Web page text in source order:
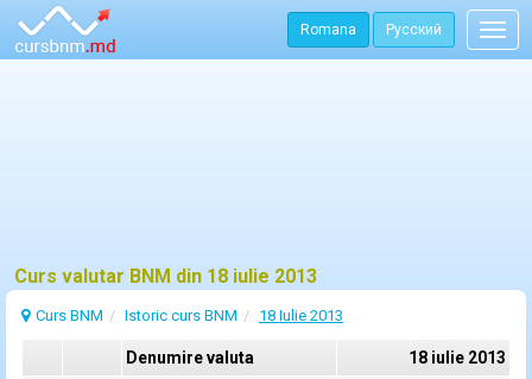
Romana Русский
Curs valutar BNM din 18 iulie 2013
Curs BNM Istoric curs BNM 18 Iulie 2013
Denumire valuta
18 iulie 2013